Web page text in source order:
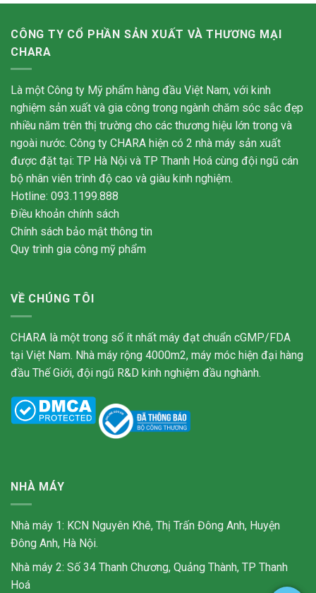
CÔNG TY CỔ PHẦN SẢN XUẤT VÀ THƯƠNG MẠI
CHARA
Là một Công ty Mỹ phẩm hàng đầu Việt Nam, với kinh
nghiệm sản xuất và gia công trong ngành chăm sóc sắc đẹp
nhiều năm trên thị trường cho các thương hiệu lớn trong và
ngoài nước. Công ty CHARA hiện có 2 nhà máy sản xuất
được đặt tại: TP Hà Nội và TP Thanh Hoá cùng đội ngũ cán
bộ nhân viên trình độ cao và giàu kinh nghiệm.
Hotline: 093.1199.888
Điều khoản chính sách
Chính sách bảo mật thông tin
Quy trình gia công mỹ phẩm
VỀ CHÚNG TÔI
CHARA là một trong số ít nhất máy đạt chuẩn cGMP/FDA
tại Việt Nam. Nhà máy rộng 4000m2, máy móc hiện đại hàng
đầu Thế Giới, đội ngũ R&D kinh nghiệm đầu nghành.
NHÀ MÁY
Nhà máy 1: KCN Nguyên Khê, Thị Trấn Đông Anh, Huyện
Đông Anh, Hà Nội.
Nhà máy 2: Số 34 Thanh Chương, Quảng Thành, TP Thanh
Hoá